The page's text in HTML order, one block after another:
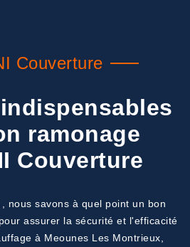
Couverture
ramonage
Couverture
nous savons à quel point un bon
assurer la sécurité et l'efficacité
à Meounes Les Montrieux,